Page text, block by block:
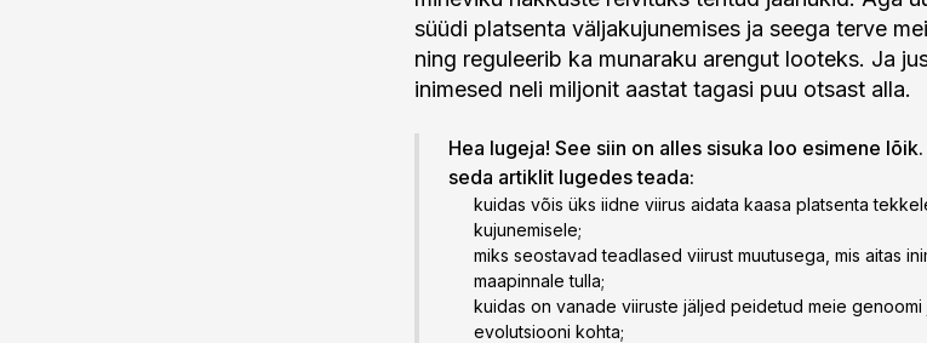
süüdi platsenta väljakujunemises ja seega terve
ning reguleerib ka munaraku arengut looteks. Ja
inimesed neli miljonit aastat tagasi puu otsast alla.
Hea lugeja! See siin on alles sisuka loo esimene
seda artiklit lugedes teada:
kuidas võis üks iidne viirus aidata kaasa platsenta
kujunemisele;
miks seostavad teadlased viirust muutusega, mis aitas
maapinnale tulla;
kuidas on vanade viiruste jäljed peidetud meie
evolutsiooni kohta;